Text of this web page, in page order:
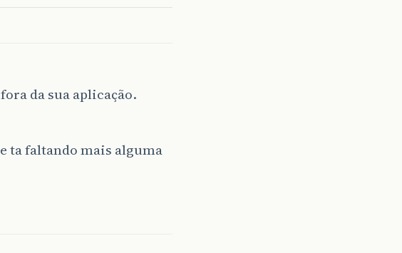
da sua aplicação.
ta faltando mais alguma